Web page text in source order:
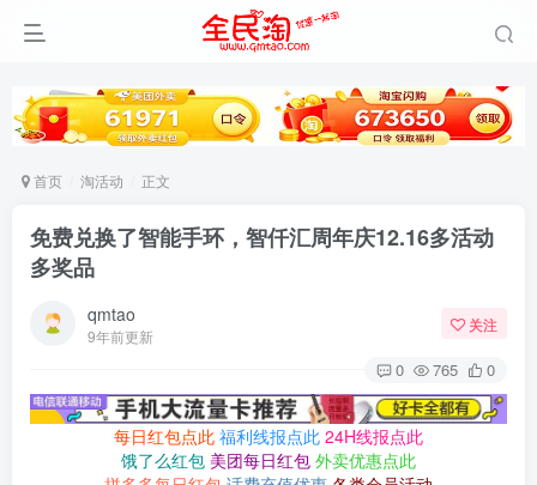
首页 淘活动 正文
免费兑换了智能手环，智仟汇周年庆12.16多活动
多奖品
qmtao
9年前更新
关注
0 765 0
每日红包点此 福利线报点此 24H线报点此
饿了么红包 美团每日红包 外卖优惠点此